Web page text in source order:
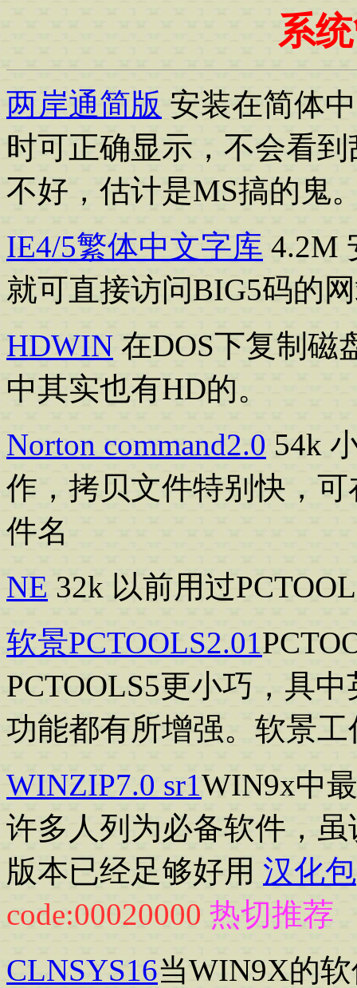
系
两岸通简版 安装在简体
时可正确显示，不会看
不好，估计是MS搞的鬼
IE4/5繁体中文字库 4.2M
就可直接访问BIG5码的
HDWIN 在DOS下复制磁
中其实也有HD的。
Norton command2.0 54k
作，拷贝文件特别快，
件名
NE 32k 以前用过
软景PCTOOLS2.01
PCTOOLS5更小巧，具
功能都有所增强。软景
WINZIP7.0 sr1WIN9x中
许多人列为必备软件，
版本已经足够好用 汉化包
code:00020000 热切推荐
CLNSYS16当WIN9X的